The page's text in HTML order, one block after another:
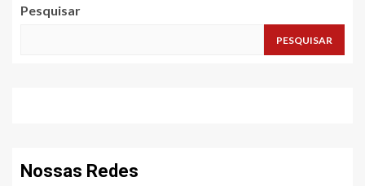
Pesquisar
PESQUISAR
Nossas Redes